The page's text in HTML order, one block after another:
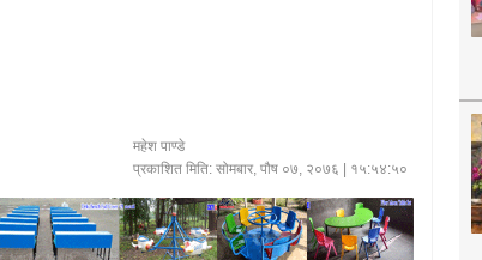
महेश पाण्डे
प्रकाशित मिति:सोमबार, पौष ०७, २०७६ | १५:५४:५०